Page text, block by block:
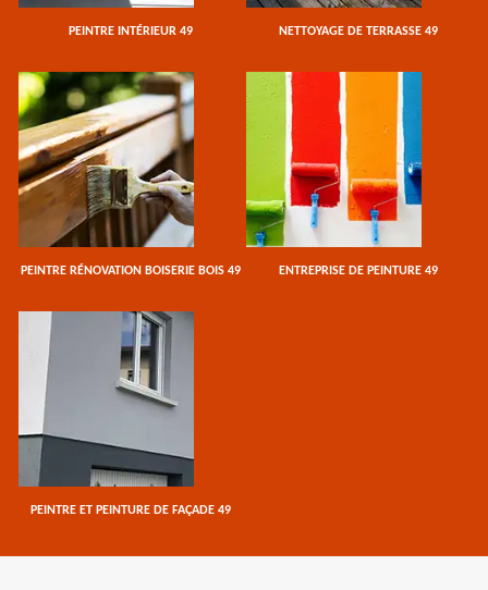
PEINTRE INTÉRIEUR 49 NETTOYAGE DE TERRASSE 49
PEINTRE RÉNOVATION BOISERIE BOIS 49 ENTREPRISE DE PEINTURE 49
PEINTRE ET PEINTURE DE FAÇADE 49